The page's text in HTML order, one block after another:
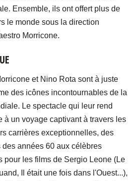
Ensemble, ils ont offert plus de
le monde sous la direction
Morricone.
et Nino Rota sont à juste
des icônes incontournables de la
Le spectacle qui leur rend
à un voyage captivant à travers les
carrières exceptionnelles, des
années 60 aux célèbres
pour les films de Sergio Leone (Le
Il était une fois dans l'Ouest...),